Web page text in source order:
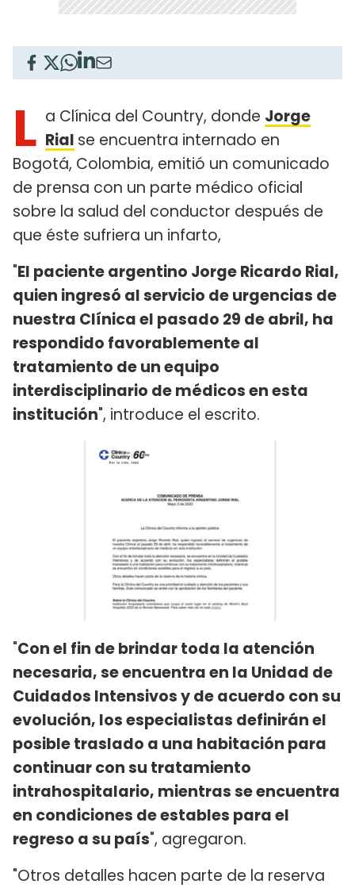
L a Clínica del Country, donde Jorge
Rial se encuentra internado en
Bogotá, Colombia, emitió un comunicado
de prensa con un parte médico oficial
sobre la salud del conductor después de
que éste sufriera un infarto,
"El paciente argentino Jorge Ricardo Rial,
quien ingresó al servicio de urgencias de
nuestra Clínica el pasado 29 de abril, ha
respondido favorablemente al
tratamiento de un equipo
interdisciplinario de médicos en esta
institución", introduce el escrito.
"Con el fin de brindar toda la atención
necesaria, se encuentra en la Unidad de
Cuidados Intensivos y de acuerdo con su
evolución, los especialistas definirán el
posible traslado a una habitación para
continuar con su tratamiento
intrahospitalario, mientras se encuentra
en condiciones de estables para el
regreso a su país", agregaron.
"Otros detalles hacen parte de la reserva